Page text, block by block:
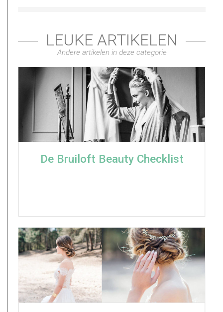
LEUKE ARTIKELEN
Andere artikelen in deze categorie
De Bruiloft Beauty Checklist